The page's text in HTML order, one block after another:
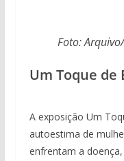
Foto:
Um Toque de
A exposição Um
autoestima de
enfrentam a